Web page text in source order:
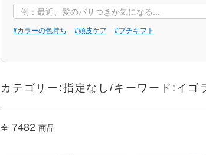
#カラーの色持ち #頭皮ケア #プチギフト
カテゴリー:指定なし/キーワード:イゴ
全 7482 商品